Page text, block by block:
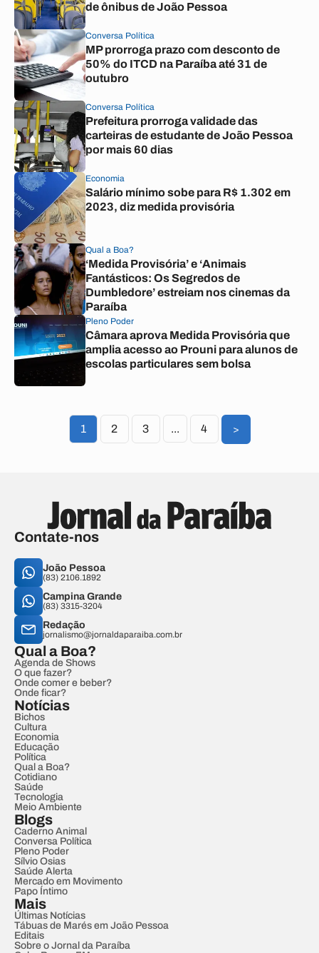
de ônibus de João Pessoa
Conversa Política
MP prorroga prazo com desconto de
50% do ITCD na Paraíba até 31 de
outubro
Conversa Política
Prefeitura prorroga validade das
carteiras de estudante de João Pessoa
por mais 60 dias
Economia
Salário mínimo sobe para R$ 1.302 em
2023, diz medida provisória
Qual a Boa?
‘Medida Provisória’ e ‘Animais
Fantásticos: Os Segredos de
Dumbledore’ estreiam nos cinemas da
Paraíba
Pleno Poder
Câmara aprova Medida Provisória que
amplia acesso ao Prouni para alunos de
escolas particulares sem bolsa
1 2 3 ... 4 >
Contate-nos
João Pessoa
(83) 2106.1892
Campina Grande
(83) 3315-3204
Redação
jornalismo@jornaldaparaiba.com.br
Qual a Boa?
Agenda de Shows
O que fazer?
Onde comer e beber?
Onde ficar?
Notícias
Bichos
Cultura
Economia
Educação
Política
Qual a Boa?
Cotidiano
Saúde
Tecnologia
Meio Ambiente
Blogs
Caderno Animal
Conversa Política
Pleno Poder
Sílvio Osias
Saúde Alerta
Mercado em Movimento
Papo Íntimo
Mais
Últimas Notícias
Tábuas de Marés em João Pessoa
Editais
Sobre o Jornal da Paraíba